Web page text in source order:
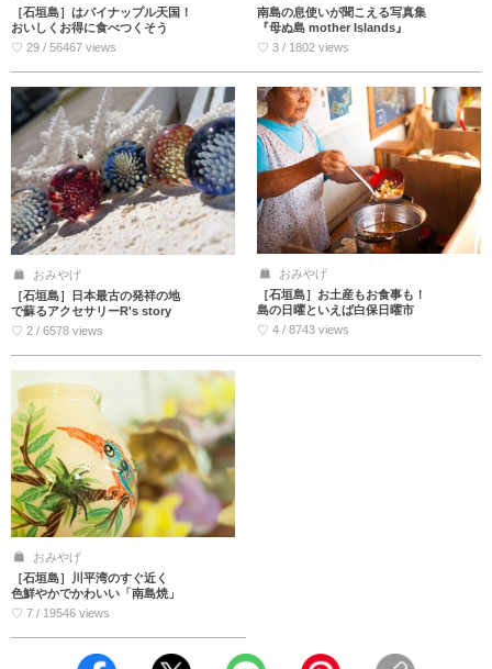
［石垣島］はパイナップル天国！
おいしくお得に食べつくそう
♡ 29 / 56467 views
南島の息使いが聞こえる写真集
『母ぬ島 mother Islands』
♡ 3 / 1802 views
おみやげ
［石垣島］日本最古の発祥の地
で蘇るアクセサリーR's story
♡ 2 / 6578 views
おみやげ
［石垣島］お土産もお食事も！
島の日曜といえば白保日曜市
♡ 4 / 8743 views
おみやげ
［石垣島］川平湾のすぐ近く
色鮮やかでかわいい「南島焼」
♡ 7 / 19546 views